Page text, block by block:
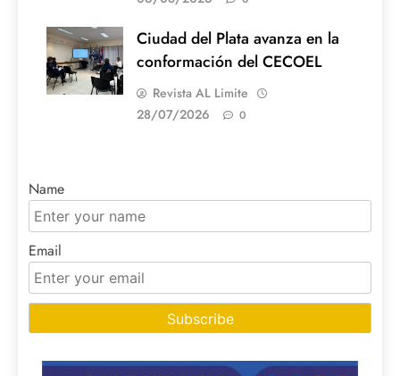
Ciudad del Plata avanza en la
conformación del CECOEL
Revista AL Limite
28/07/2026
0
Name
Email